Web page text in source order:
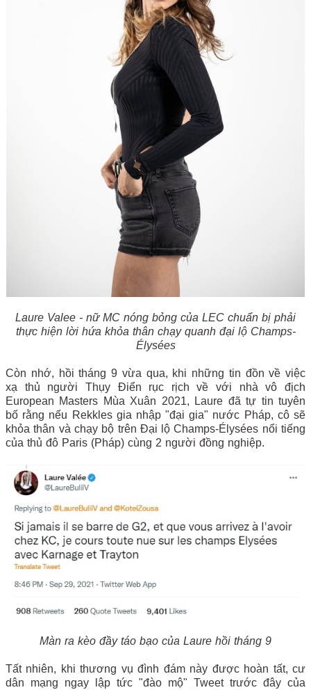
Laure Valee - nữ MC nóng bỏng của LEC chuẩn bị phải
thực hiện lời hứa khỏa thân chạy quanh đại lộ Champs-
Élysées
Còn nhớ, hồi tháng 9 vừa qua, khi những tin đồn về việc
xạ thủ người Thụy Điển rục rịch về với nhà vô địch
European Masters Mùa Xuân 2021, Laure đã tự tin tuyên
bố rằng nếu Rekkles gia nhập "đại gia" nước Pháp, cô sẽ
khỏa thân và chạy bộ trên Đại lộ Champs-Élysées nổi tiếng
của thủ đô Paris (Pháp) cùng 2 người đồng nghiệp.
Màn ra kèo đầy táo bạo của Laure hồi tháng 9
Tất nhiên, khi thương vụ đình đám này được hoàn tất, cư
dân mạng ngay lập tức "đào mộ" Tweet trước đây của